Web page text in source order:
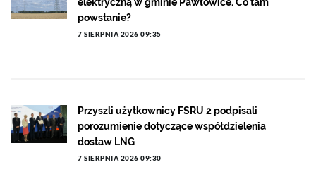
elektryczną w gminie Pawłowice. Co tam
powstanie?
7 SIERPNIA 2026 09:35
Przyszli użytkownicy FSRU 2 podpisali
porozumienie dotyczące współdzielenia
dostaw LNG
7 SIERPNIA 2026 09:30